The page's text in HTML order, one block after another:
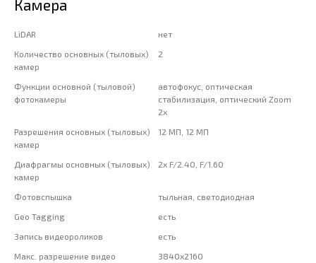
Камера
LiDAR
нет
Количество основных (тыловых)
камер
2
Функции основной (тыловой)
фотокамеры
автофокус, оптическая
стабилизация, оптический Zoom
2x
Разрешения основных (тыловых)
камер
12 МП, 12 МП
Диафрагмы основных (тыловых)
камер
2x F/2.40, F/1.60
Фотовспышка
тыльная, светодиодная
Geo Tagging
есть
Запись видеороликов
есть
Макс. разрешение видео
3840x2160